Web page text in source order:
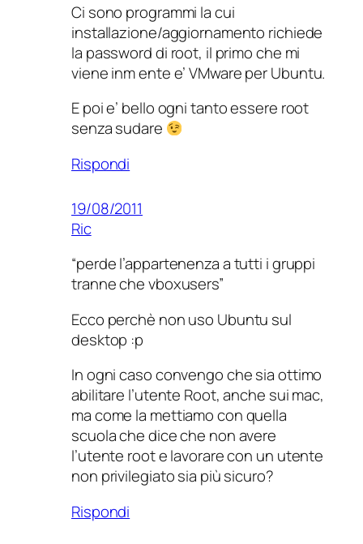
Ci sono programmi la cui
installazione/aggiornamento richiede
la password di root, il primo che mi
viene inm ente e’ VMware per Ubuntu.
E poi e’ bello ogni tanto essere root
senza sudare
Rispondi
19/08/2011
Ric
“perde l’appartenenza a tutti i gruppi
tranne che vboxusers”
Ecco perchè non uso Ubuntu sul
desktop :p
In ogni caso convengo che sia ottimo
abilitare l’utente Root, anche sui mac,
ma come la mettiamo con quella
scuola che dice che non avere
l’utente root e lavorare con un utente
non privilegiato sia più sicuro?
Rispondi